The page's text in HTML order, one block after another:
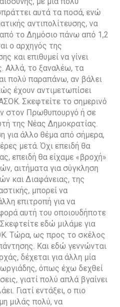
αυτά τα ποσά, ενώ
αντιπολίτευσης, να
το Δημόσιο πάνω από 1,2
ο αρχηγός της
και επιθυμεί να γίνει
Αλλά, το ξαναλέω, τα
πολύ παραπάνω, αν βάλει
έχουν αντιμετωπίσει
Σκεφτείτε το σημερινό
στον Πρωθυπουργό ή σε
της Νέας Δημοκρατίας.
για άλλο θέμα από σήμερα,
μετά. Όχι επειδή θα
επειδή θα είχαμε «βροχή»
αιτήματα για σύγκληση
και Διαφάνειας, της
μπορεί να
επιτροπή για να
αυτή του οποιουδήποτε
εδώ μιλάμε για
Τώρα, ως προς το σκέλος
Και εδώ γεννώνται
δέχεται για άλλη μία
όπως έχω δεχθεί
γιατί πολύ απλά βγαίνει
Γιατί εντάξει, ο πιο
μιλάς πολύ, να